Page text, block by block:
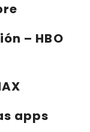
– HBO
apps